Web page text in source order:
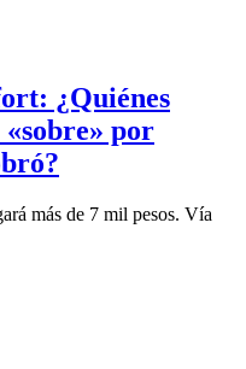
¿Quiénes
por
más de 7 mil pesos. Vía